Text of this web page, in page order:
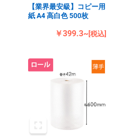
【業界最安級】コピー用
紙 A4 高白色 500枚
￥399.3~[税込]